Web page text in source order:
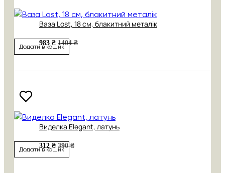
Ваза Lost, 18 см, блакитний металік
983 ₴ 1404 ₴
Додати в кошик
Виделка Elegant, латунь
312 ₴ 390 ₴
Додати в кошик